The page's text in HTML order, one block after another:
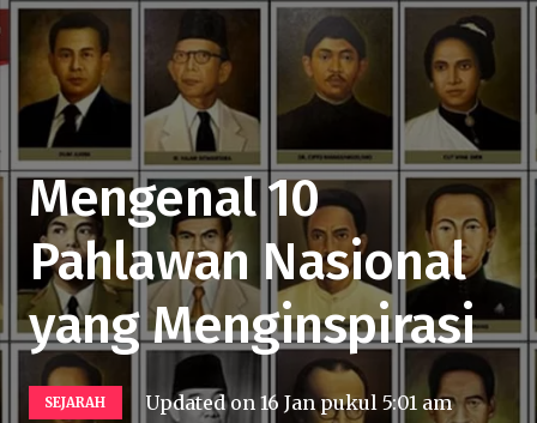
Mengenal 10
Pahlawan Nasional
yang Menginspirasi
SEJARAH Updated on16 Jan pukul 5:01 am